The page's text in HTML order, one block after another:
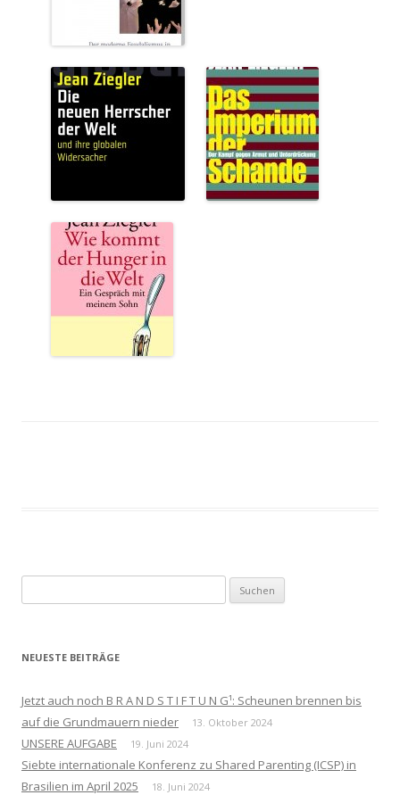
nach:
NEUESTE BEITRÄGE
Jetzt auch noch B R A N D S T I F T U N G¹: Scheunen brennen bis
auf die Grundmauern nieder
13. Oktober 2024
UNSERE AUFGABE 19. Juni 2024
Siebte internationale Konferenz zu Shared Parenting (ICSP) in
Brasilien im April 2025
18. Juni 2024